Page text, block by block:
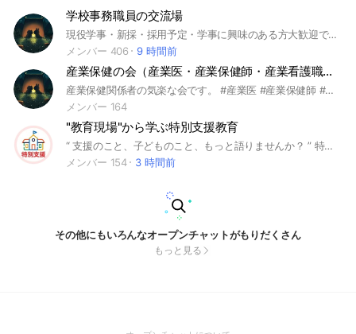
学校事務職員の交流場
現役学事・新採・採用予定・学事に興味のある方大歓迎です☆悩みを一緒に共有しませんか？#学校事務 #教育 #悩み#愚痴#ストレス#孤独#学校
メンバー 406
9 時間前
産業保健の会（産業医・産業保健師・産業看護職など）
産業保健関係者の気楽な会です。 #産業医 #産業保健師 #産業看護職 #公認心理師 #臨床心理士 #管理栄養士 #衛生管理者 #労働衛生コンサルタント #産業衛生
メンバー 164
"教育現場"から学ぶ特別支援教育
“ 支援のこと、子どものこと、もっと語りませんか？ ” 特別支援学級・通級・支援学校で日々子どもたちと向き合っている先生はもちろん、 通常学級で支援が必要な子に関わっている方、これから関わってみたい方も大歓迎！ 「特別支援って気になる」 「もっと子ども理解を深めたい」 そんな想いがある方のための、日々の実践や知識や働き方等、"教育現場"の学びを大切にし、その経験や工夫を共有し合う場です。 共に成功例や課題を振り返りながら、より良い支援を模索し、日々の実践に役立てていきましょう！ 何か質問やご要望があればお気軽にお尋ねください。 とうや先生（32歳・特別支援学校） 元・学年ビリから、今では特別支援の最前線に立つ熱血教師。 SNSや座談会、プロジェクトを通して教師の魅力と働き方改革の必要性を全力で発信中！ 『挑戦と謙虚さが人生を変える』がモットー。 「支援の現場は挑戦の連続。でも、そこには“変化”と“希望”があります。 子どものこと、教師としてのこと、一緒に語り合いましょう！』 ✅ 参加すると得られること ☑ 支援が必要な子への関わり方を学び・共有できる ☑ 子どもの行動の背景や対応方法のヒントが得られる ☑ 他の先生の実践・教材・工夫を知れる ☑ 通常学級での合理的配慮・その難しさについて語れる ☑ 支援に関心ある仲間とのつながりができる ✨ 特別支援を専門としている方も、そうでない方も。 「子どものことをもっと深く知りたい」と思っているあなたに、ぴったりの時間です。 現場の声に耳を傾けて、あなたの声も… ぜひ交流しましょう。 【目的】 -実際の教育現場での経験や工夫を共有する -最新の支援方法や教材について情報交換する -共に課題や成功例を振り返りながら、より良い支援を模索する 【主な内容】 -特別支援教育に関する基礎知識や最新研究 -実践で役立つアドバイスや工夫、アイデア -教員や支援者の経験談や事例紹介 -保護者の声や子どもたちの声を聞く場 【参加のルール】 -相手を尊重し、思いやりを持って交流しましょう -個人情報やプライバシーは守ってください -建設的な意見交換を心掛けましょう #特別支援教育 #特別支援学校 #特支 #教員 #教師 #教育
メンバー 154
3 時間前
その他にもいろんなオープンチャットがもりだくさん
もっと見る